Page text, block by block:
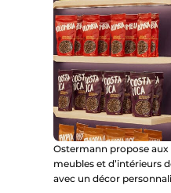
Ostermann propose aux
meubles et d’intérieurs
avec un décor